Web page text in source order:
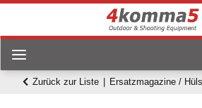
Zurück zur Liste Ersatzmagazine /